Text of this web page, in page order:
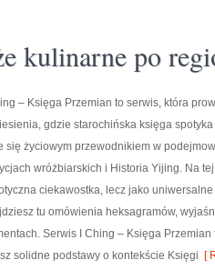
kulinarne po
– Księga Przemian to serwis, która
gdzie starochińska księga
się życiowym przewodnikiem w
wróżbiarskich i Historia Yijing. Na
ciekawostka, lecz jako
tu omówienia heksagramów,
Serwis I Ching – Księga
solidne podstawy o kontekście Księgi [